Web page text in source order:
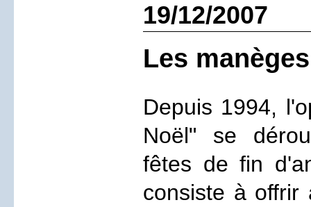
19/12/2007
Les
Depuis 1994,
Noël" se
fêtes de fin
consiste à offrir